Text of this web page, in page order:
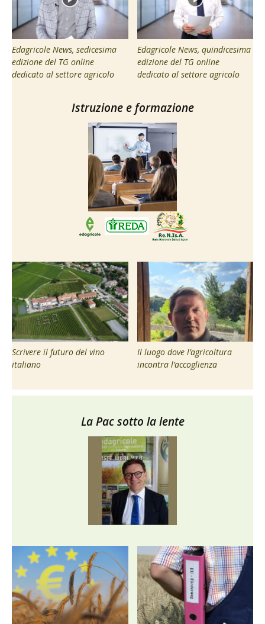
Edagricole News, sedicesima
edizione del TG online
dedicato al settore agricolo
Edagricole News, quindicesima
edizione del TG online
dedicato al settore agricolo
Istruzione e formazione
Scrivere il futuro del vino
italiano
Il luogo dove l’agricoltura
incontra l’accoglienza
La Pac sotto la lente